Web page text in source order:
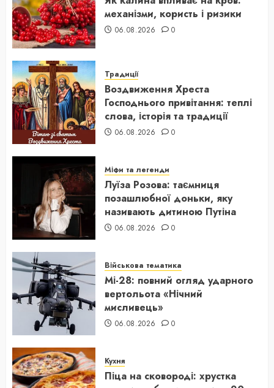
механізми, користь і ризики
06.08.2026 0
Традиції
Воздвиження Хреста
Господнього привітання: теплі
слова, історія та традиції
06.08.2026 0
Міфи та легенди
Луїза Розова: таємниця
позашлюбної доньки, яку
називають дитиною Путіна
06.08.2026 0
Військова тематика
Мі-28: повний огляд ударного
вертольота «Нічний
мисливець»
06.08.2026 0
Кухня
Піца на сковороді: хрустка